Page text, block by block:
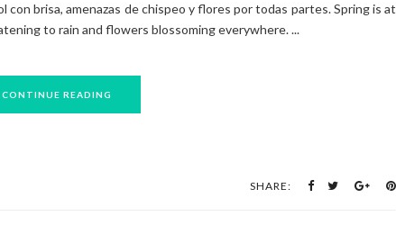
con brisa, amenazas de chispeo y flores por todas partes. Spring is at
to rain and flowers blossoming everywhere. ...
CONTINUE READING
SHARE: